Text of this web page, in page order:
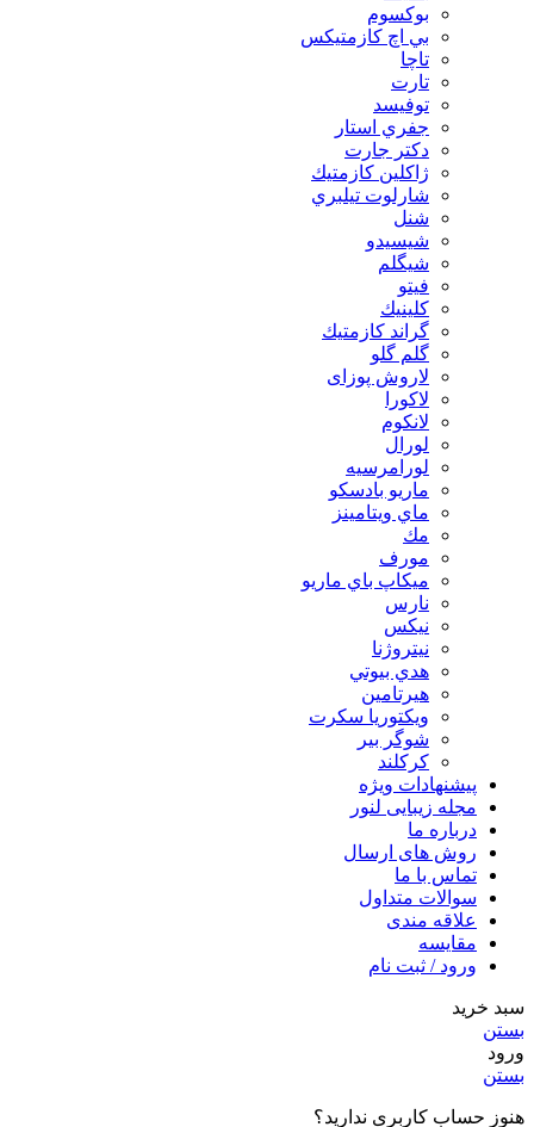
بوكسوم
بي اچ كازمتيكس
تاچا
تارت
توفيسد
جفري استار
دكتر جارت
ژاكلين كازمتيك
شارلوت تيلبري
شنل
شيسيدو
شیگلم
فيتو
كلينيك
گراند كازمتيك
گلم گلو
لاروش پوزای
لاكورا
لانكوم
لورال
لورامرسيه
ماريو بادسكو
ماي ويتامينز
مك
مورف
ميكاپ باي ماريو
نارس
نيكس
نیتروژنا
هدي بيوتي
هیرتامین
ویکتوریا سکرت
شوگر بير
کرکلند
پیشنهادات ویژه
مجله زیبایی لنور
درباره ما
روش های ارسال
تماس با ما
سوالات متداول
علاقه مندی
مقایسه
ورود / ثبت نام
سبد خرید
بستن
ورود
بستن
هنوز حساب کاربری ندارید؟